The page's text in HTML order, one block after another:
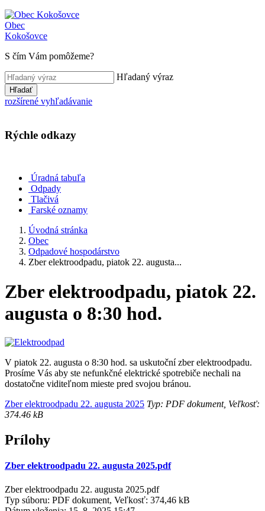
Obec
Kokošovce
S čím Vám pomôžeme?
Hľadaný výraz
Hľadať
rozšírené vyhľadávanie
Rýchle odkazy
Úradná tabuľa
Odpady
Tlačivá
Farské oznamy
Úvodná stránka
Obec
Odpadové hospodárstvo
Zber elektroodpadu, piatok 22. augusta...
Zber elektroodpadu, piatok 22.
augusta o 8:30 hod.
V piatok 22. augusta o 8:30 hod. sa uskutoční zber elektroodpadu.
Prosíme Vás aby ste nefunkčné elektrické spotrebiče nechali na
dostatočne viditeľnom mieste pred svojou bránou.
Zber elektroodpadu 22. augusta 2025 Typ: PDF dokument, Veľkosť:
374.46 kB
Prílohy
Zber elektroodpadu 22. augusta 2025.pdf
Zber elektroodpadu 22. augusta 2025.pdf
Typ súboru: PDF dokument, Veľkosť: 374,46 kB